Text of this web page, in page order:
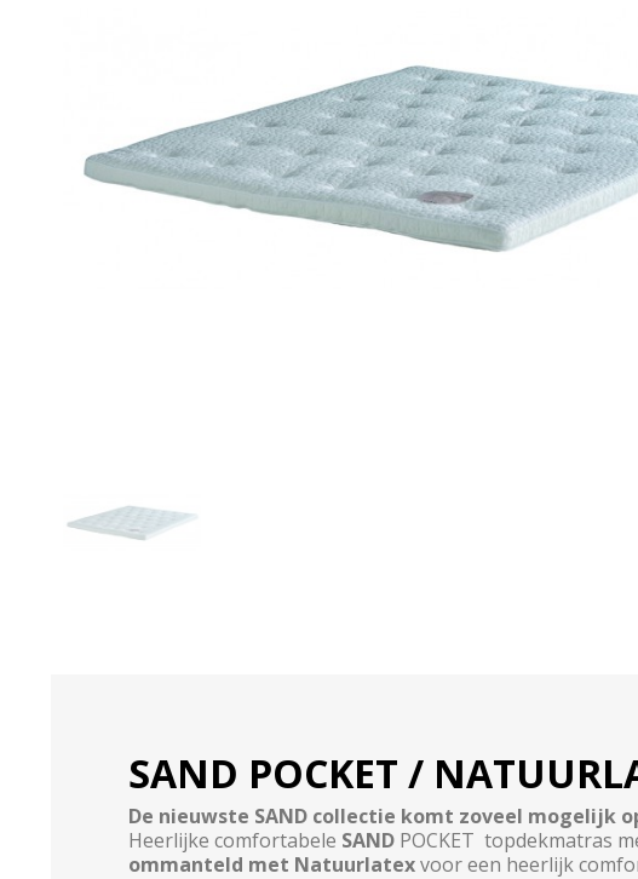
SAND POCKET /
De nieuwste SAND collectie komt zoveel mogelijk
Heerlijke comfortabele SAND POCKET topdekmatras
ommanteld met Natuurlatexvoor een heerlijk